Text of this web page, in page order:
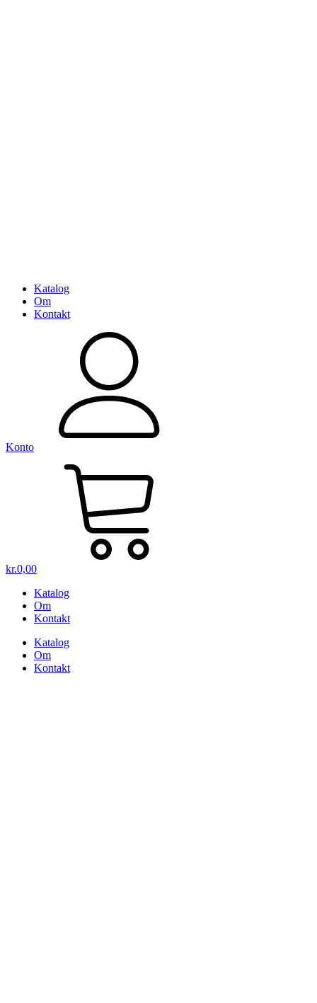
Katalog
Om
Kontakt
Konto
kr.0,00
Katalog
Om
Kontakt
Katalog
Om
Kontakt